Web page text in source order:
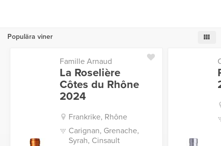
Populära viner
Famille Arnaud
La Roselière
Côtes du Rhône
2024
Frankrike, Rhône
Carignan, Grenache,
Syrah, Cinsault